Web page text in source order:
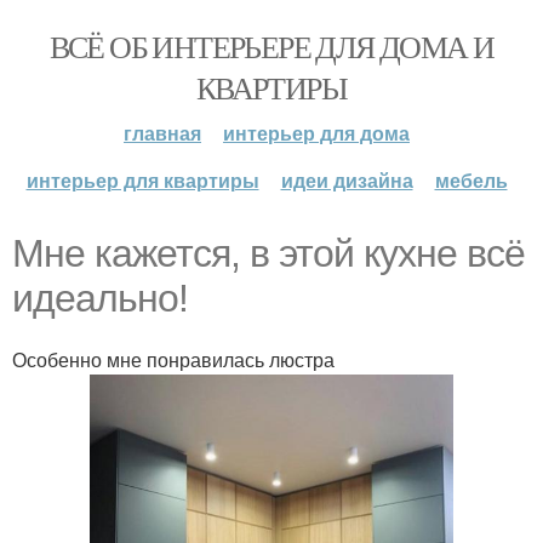
ВСЁ ОБ ИНТЕРЬЕРЕ ДЛЯ ДОМА И
КВАРТИРЫ
главная
интерьер для дома
интерьер для квартиры
идеи дизайна мебель
Мне кажется, в этой кухне всё
идеально!
Особенно мне понравилась люстра